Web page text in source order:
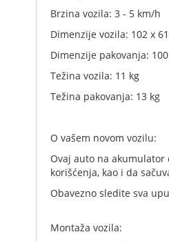
Brzina vozila: 3 - 5 km/h
Dimenzije vozila: 102 x
Dimenzije pakovanja:
Težina vozila: 11 kg
Težina pakovanja: 13 kg
O vašem novom vozilu:
Ovaj auto na
korišćenja, kao i da
Obavezno sledite sva
Montaža vozila: